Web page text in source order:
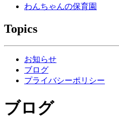
わんちゃんの保育園
Topics
お知らせ
ブログ
プライバシーポリシー
ブログ